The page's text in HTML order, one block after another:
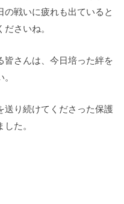
戦いに疲れも出ていると
さいね。
皆さんは、今日培った絆を
送り続けてくださった保護
た。